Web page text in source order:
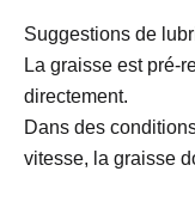
Suggestions de
La graisse est pré-
directement.
Dans des
vitesse, la graisse